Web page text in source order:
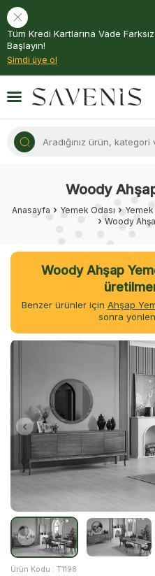
Tüm Kredi Kartlarına Vade
Başlayın!
Şimdi üye ol
Woody
Anasayfa Yemek Odası Yemek
Woody
Woody Ahşap
Benzer ürünler için Ahşap
sonra
Ürün Kodu : T1198